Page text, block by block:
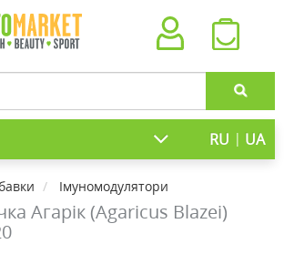
RU | UA
Імуномодулятори
Агарік (Agaricus Blazei)